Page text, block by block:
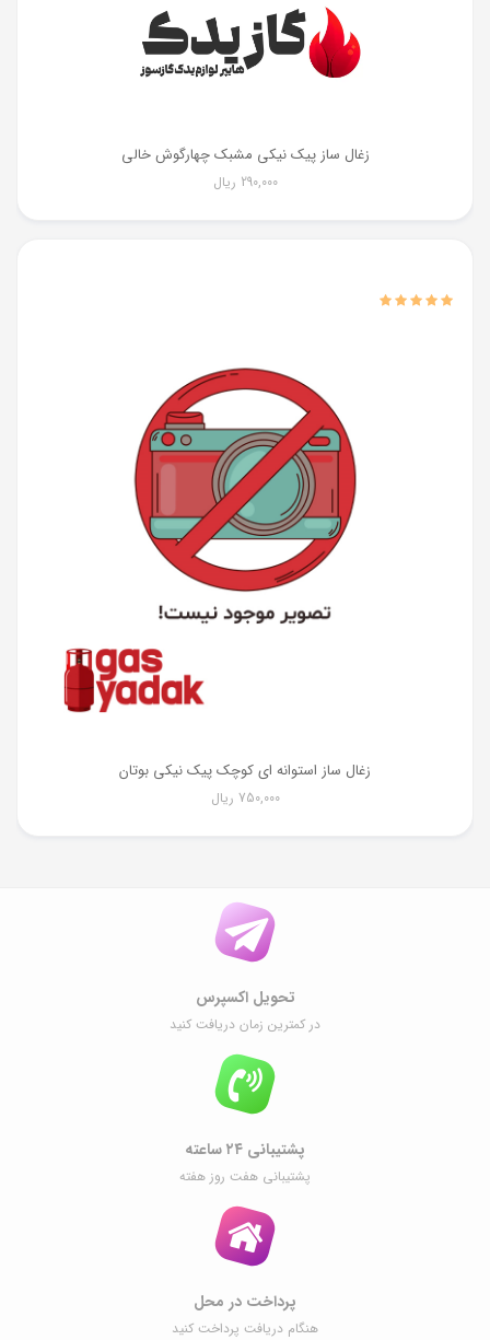
زغال ساز پیک نیکی مشبک چهارگوش خالی
290,000 ریال
زغال ساز استوانه ای کوچک پیک نیکی بوتان
750,000 ریال
تحویل اکسپرس
در کمترین زمان دریافت کنید
پشتیبانی ۲۴ ساعته
پشتیبانی هفت روز هفته
پرداخت در محل
هنگام دریافت پرداخت کنید